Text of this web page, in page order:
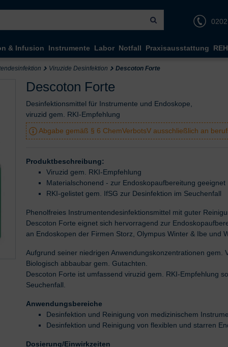
& Infusion Instrumente Labor Notfall Praxisausstattung
Viruzide Desinfektion Descoton Forte
Descoton Forte
Desinfektionsmittel für Instrumente und Endoskope,
viruzid gem. RKI-Empfehlung
Abgabe gemäß § 6 ChemVerbotsV ausschließlich an
Produktbeschreibung:
Viruzid gem. RKI-Empfehlung
Materialschonend - zur Endoskopaufbereitung geeignet
RKI-gelistet gem. IfSG zur Desinfektion im Seuchenfall
Phenolfreies Instrumentendesinfektionsmittel mit guter
Descoton Forte eignet sich hervorragend zur
an Endoskopen der Firmen Storz, Olympus Winter & Ibe und
Aufgrund seiner niedrigen Anwendungskonzentrationen gem.
Biologisch abbaubar gem. Gutachten.
Descoton Forte ist umfassend viruzid gem. RKI-Empfehlung
Seuchenfall.
Anwendungsbereiche
Desinfektion und Reinigung von medizinischem
Desinfektion und Reinigung von flexiblen und starren
Dosierung/Einwirkzeiten